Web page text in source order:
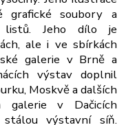
soubory a
listů. Jeho dílo je
ale i ve sbírkách
galerie v Brně a
výstav doplnil
Moskvě a dalších
galerie v Dačicích
výstavní síň.